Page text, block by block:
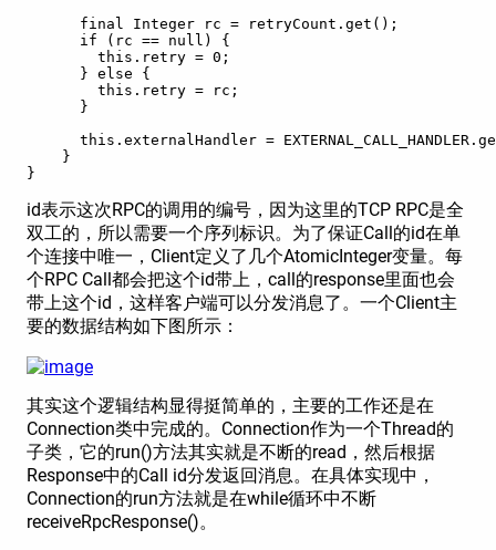
      final Integer rc = retryCount.get();
      if (rc == null) {
        this.retry = 0;
      } else {
        this.retry = rc;
      }
this.externalHandler =
    }
}
id表示这次RPC的调用的编号，因为这里的TCP RPC是全
双工的，所以需要一个序列标识。为了保证Call的id在单
个连接中唯一，Client定义了几个AtomicInteger变量。每
个RPC Call都会把这个id带上，call的response里面也会
带上这个id，这样客户端可以分发消息了。一个Client主
要的数据结构如下图所示：
其实这个逻辑结构显得挺简单的，主要的工作还是在
Connection类中完成的。Connection作为一个Thread的
子类，它的run()方法其实就是不断的read，然后根据
Response中的Call id分发返回消息。在具体实现中，
Connection的run方法就是在while循环中不断
receiveRpcResponse()。